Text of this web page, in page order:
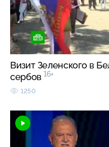
Визит Зеленского в
сербов 16+
1250